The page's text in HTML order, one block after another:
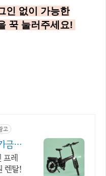
인 없이 가능한
꾹 눌러주세요!
고
금0
프레
렌탈!